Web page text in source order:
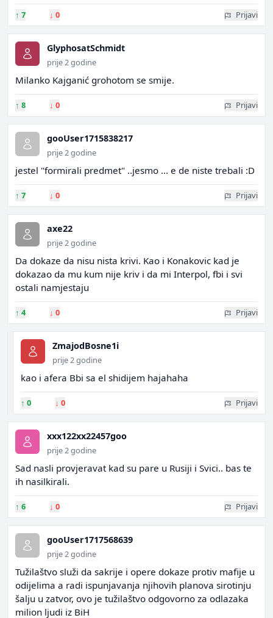
↑ 7 ↓ 0 Prijavi
GlyphosatSchmidt
prije 2 godine
Milanko Kajganić grohotom se smije.
↑ 8 ↓ 0 Prijavi
gooUser1715838217
prije 2 godine
jestel "formirali predmet" ..jesmo ... e de niste trebali :D
↑ 7 ↓ 0 Prijavi
axe22
prije 2 godine
Da dokaze da nisu nista krivi. Kao i Konakovic kad je
dokazao da mu kum nije kriv i da mi Interpol, fbi i svi
ostali namjestaju
↑ 4 ↓ 0 Prijavi
ZmajodBosne1i
prije 2 godine
kao i afera Bbi sa el shidijem hajahaha
↑ 0 ↓ 0 Prijavi
xxx122xx22457goo
prije 2 godine
Sad nasli provjeravat kad su pare u Rusiji i Svici.. bas te
ih nasilkirali.
↑ 6 ↓ 0 Prijavi
gooUser1717568639
prije 2 godine
Tužilaštvo služi da sakrije i opere dokaze protiv mafije u
odijelima a radi ispunjavanja njihovih planova sirotinju
šalju u zatvor, ovo je tužilaštvo odgovorno za odlazaka
milion ljudi iz BiH